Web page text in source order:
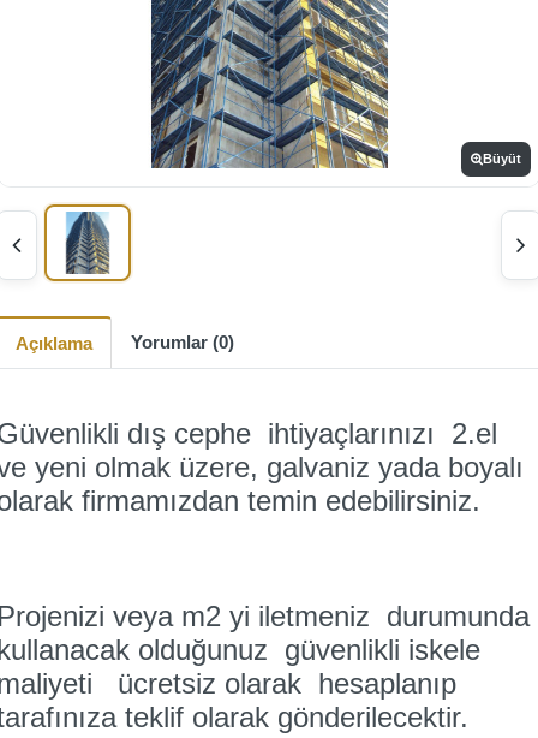
Büyüt
Açıklama Yorumlar (0)
dış cephe ihtiyaçlarınızı 2.el
yeni olmak üzere, galvaniz yada boyalı
firmamızdan temin edebilirsiniz.
veya m2 yi iletmeniz durumunda
olduğunuz güvenlikli iskele
ücretsiz olarak hesaplanıp
teklif olarak gönderilecektir.